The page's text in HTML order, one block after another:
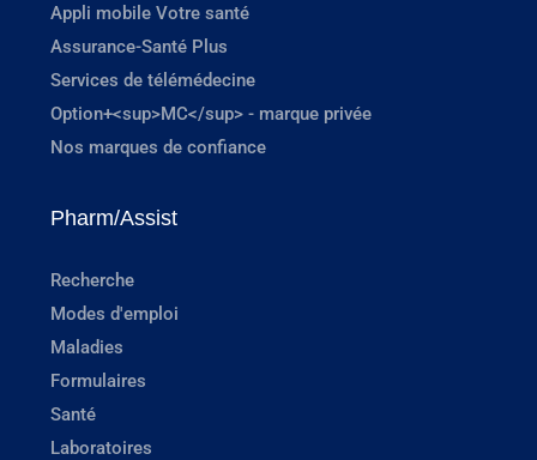
Appli mobile Votre santé
Assurance-Santé Plus
Services de télémédecine
Option+<sup>MC</sup> - marque privée
Nos marques de confiance
Pharm/Assist
Recherche
Modes d'emploi
Maladies
Formulaires
Santé
Laboratoires